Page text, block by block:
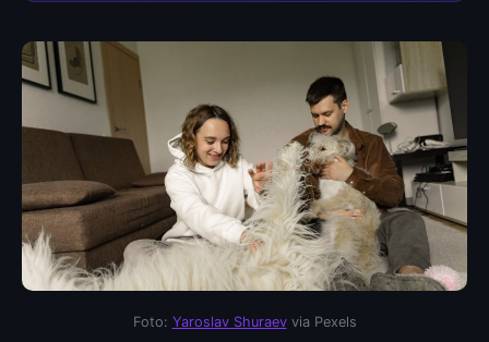
Foto: Yaroslav Shuraevvia Pexels